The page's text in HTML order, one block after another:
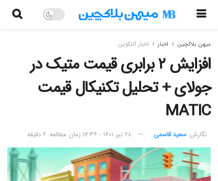
میهن بلاکچین اخبار اخبار آلتکوین
افزایش ۲ برابری قیمت متیک در
جولای + تحلیل تکنیکال قیمت
MATIC
نگارش:‌ سعید قاسمی ۲۸ تیر ۱۴۰۱ - ۱۴:۳۶ زمان مطالعه: ۲ دقیقه